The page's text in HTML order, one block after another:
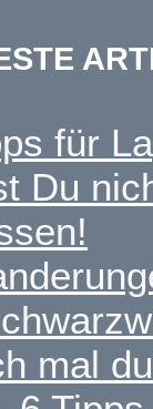
für
Du
mal